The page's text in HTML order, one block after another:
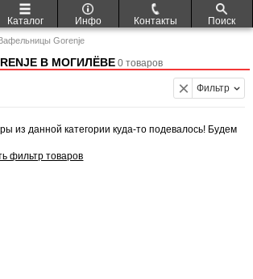
Каталог Инфо Контакты Поиск
Gorenje
В МОГИЛЁВЕ 0 товаров
Фильтр
из данной категории куда-то подевалось! Будем
фильтр товаров